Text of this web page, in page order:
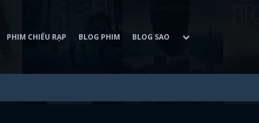
PHIM CHIẾU RẠP BLOG PHIM BLOG SAO